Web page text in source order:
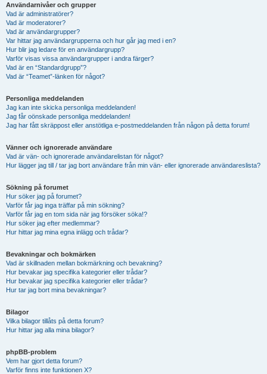
Användarnivåer och grupper
Vad är administratörer?
Vad är moderatorer?
Vad är användargrupper?
Var hittar jag användargrupperna och hur går jag med i en?
Hur blir jag ledare för en användargrupp?
Varför visas vissa användargrupper i andra färger?
Vad är en “Standardgrupp”?
Vad är “Teamet”-länken för något?
Personliga meddelanden
Jag kan inte skicka personliga meddelanden!
Jag får oönskade personliga meddelanden!
Jag har fått skräppost eller anstötliga e-postmeddelanden från någon på detta forum!
Vänner och ignorerade användare
Vad är vän- och ignorerade användarelistan för något?
Hur lägger jag till / tar jag bort användare från min vän- eller ignorerade användareslista?
Sökning på forumet
Hur söker jag på forumet?
Varför får jag inga träffar på min sökning?
Varför får jag en tom sida när jag försöker söka!?
Hur söker jag efter medlemmar?
Hur hittar jag mina egna inlägg och trådar?
Bevakningar och bokmärken
Vad är skillnaden mellan bokmärkning och bevakning?
Hur bevakar jag specifika kategorier eller trådar?
Hur bevakar jag specifika kategorier eller trådar?
Hur tar jag bort mina bevakningar?
Bilagor
Vilka bilagor tillåts på detta forum?
Hur hittar jag alla mina bilagor?
phpBB-problem
Vem har gjort detta forum?
Varför finns inte funktionen X?